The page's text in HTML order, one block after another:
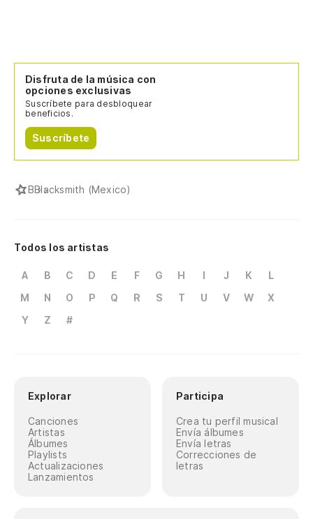
Disfruta de la música con
opciones exclusivas
Suscríbete para desbloquear
beneficios.
Suscríbete
BBlacksmith (Mexico)
Todos los artistas
A B C D E F G H I J K
L
M
N O P Q R S T U V W
X
Y
Z #
Explorar
Canciones
Artistas
Álbumes
Playlists
Actualizaciones
Lanzamientos
Participa
Crea tu perfil musical
Envía álbumes
Envía letras
Correcciones de
letras